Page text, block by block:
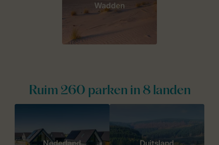
Wadden
Ruim 260 parken in 8 landen
Nederland Duitsland